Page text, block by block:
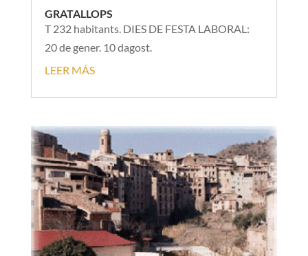
GRATALLOPS
T 232 habitants. DIES DE FESTA LABORAL:
20 de gener. 10 dagost.
LEER MÁS